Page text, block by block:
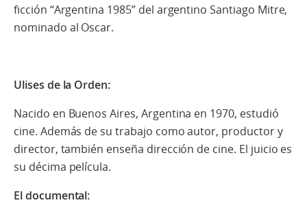
ficción “Argentina 1985” del argentino Santiago Mitre,
nominado al Oscar.
Ulises de la Orden:
Nacido en Buenos Aires, Argentina en 1970, estudió
cine. Además de su trabajo como autor, productor y
director, también enseña dirección de cine. El juicio es
su décima película.
El documental: